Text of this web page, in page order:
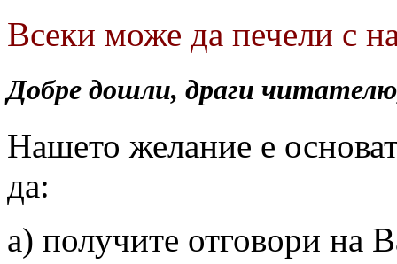
Всеки може да печели с
Добре дошли, драги
Нашето желание е
да:
а) получите отговори на